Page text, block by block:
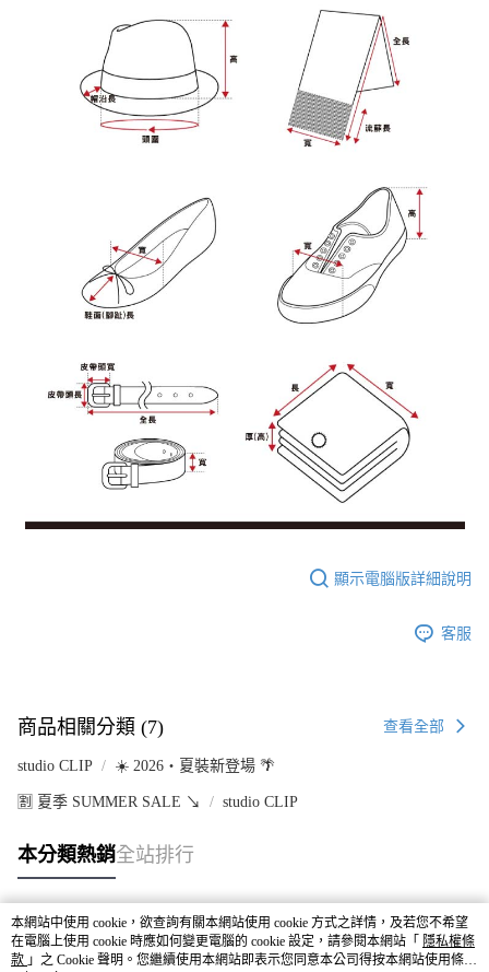
顯示電腦版詳細說明
客服
商品相關分類 (7) 查看全部
studio CLIP ☀️ 2026・夏裝新登場 🌴
🈹 夏季 SUMMER SALE ↘️ studio CLIP
本分類熱銷全站排行
熱門標籤
本網站中使用 cookie，欲查詢有關本網站使用 cookie 方式之詳情，及若您不希望
在電腦上使用 cookie 時應如何變更電腦的 cookie 設定，請參閱本網站「 隱私權條
款 」之 Cookie 聲明。您繼續使用本網站即表示您同意本公司得按本網站使用條款